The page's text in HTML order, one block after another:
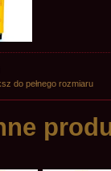
do pełnego rozmiaru